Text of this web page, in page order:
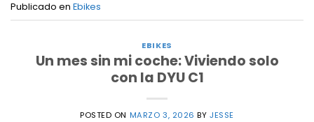
Publicado en Ebikes
EBIKES
Un mes sin mi coche: Viviendo solo
con la DYU C1
POSTED ON MARZO 3, 2026 BYJESSE